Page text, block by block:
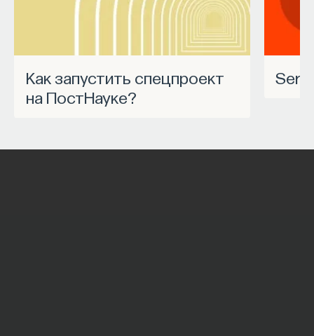
Как запустить спецпроект
на ПостНауке?